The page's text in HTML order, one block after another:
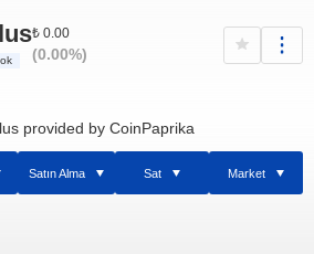
₺ 0.00
(0.00%)
provided by CoinPaprika
Satın Alma Sat Market